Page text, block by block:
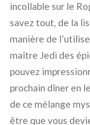
incollable sur le
savez tout, de la
manière de
maître Jedi des
pouvez
prochain dîner en
de ce mélange
être que vous